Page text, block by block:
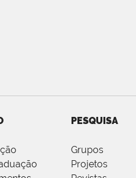
PESQUISA
Grupos
Projetos